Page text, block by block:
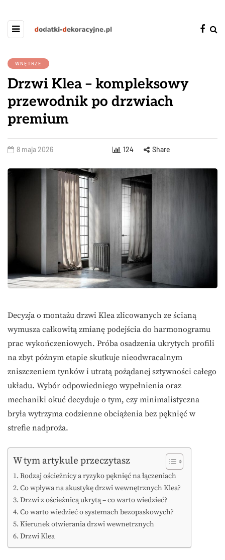
WNĘTRZE
Drzwi Klea – kompleksowy
przewodnik po drzwiach
premium
8 maja 2026 124 Share
Decyzja o montażu drzwi Klea zlicowanych ze ścianą
wymusza całkowitą zmianę podejścia do harmonogramu
prac wykończeniowych. Próba osadzenia ukrytych profili
na zbyt późnym etapie skutkuje nieodwracalnym
zniszczeniem tynków i utratą pożądanej sztywności całego
układu. Wybór odpowiedniego wypełnienia oraz
mechaniki okuć decyduje o tym, czy minimalistyczna
bryła wytrzyma codzienne obciążenia bez pęknięć w
strefie nadproża.
W tym artykule przeczytasz
Rodzaj ościeżnicy a ryzyko pęknięć na łączeniach
Co wpływa na akustykę drzwi wewnętrznych Klea?
Drzwi z ościeżnicą ukrytą – co warto wiedzieć?
Co warto wiedzieć o systemach bezopaskowych?
Kierunek otwierania drzwi wewnetrznych
Drzwi Klea